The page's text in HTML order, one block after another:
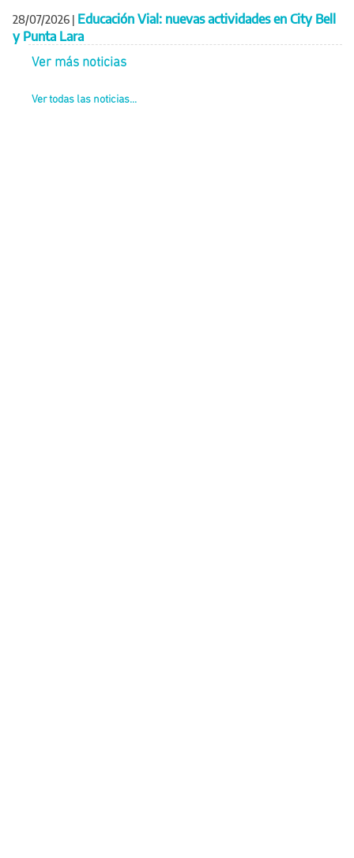
28/07/2026 | Educación Vial: nuevas actividades en City Bell
y Punta Lara
Ver más noticias
Ver todas las noticias...